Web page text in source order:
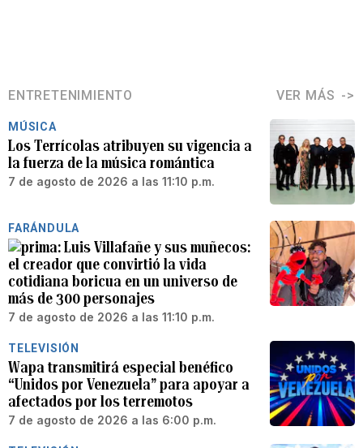
ENTRETENIMIENTO VER MÁS
MÚSICA
Los Terrícolas atribuyen su vigencia a
la fuerza de la música romántica
7 de agosto de 2026 a las 11:10 p.m.
FARÁNDULA
Luis Villafañe y sus muñecos:
el creador que convirtió la vida
cotidiana boricua en un universo de
más de 300 personajes
7 de agosto de 2026 a las 11:10 p.m.
TELEVISIÓN
Wapa transmitirá especial benéfico
“Unidos por Venezuela” para apoyar a
afectados por los terremotos
7 de agosto de 2026 a las 6:00 p.m.